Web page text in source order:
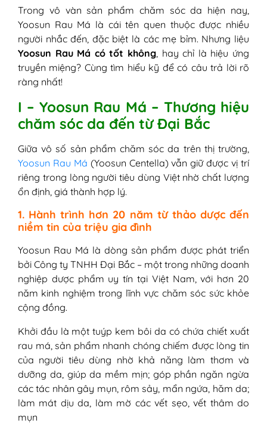
dược đến niềm tin của triệu gia đình
2. Từ một sản phẩm đơn lẻ đến bộ
sản phẩm chăm sóc mát lành làn da
cho bé và cả gia đình
3. Bộ Yoosun Rau Má - Sản xuất tại
không? Phân tích thành phần và công
dụng
không?
2. Gel tắm gội thảo dược Yoosun Rau
Má giúp làm mát, dịu da
3. Dầu massage cho bé Yoosun Rau
Má: Làm mềm - Giúp chăm sóc, thư
giãn làn da bé
4. Sữa dưỡng ẩm cho bé Yoosun Rau
Má - Dưỡng ẩm, giúp giảm ngứa do
khô da
III - Bộ Yoosun Rau má có tốt không?
Đánh giá từ người dùng
phẩm Yoosun rau từ facebook
3. Những KOC phản hồi về bộ Yoosun
Rau má
Trong vô vàn sản phẩm chăm sóc da hiện nay,
Yoosun Rau Má là cái tên quen thuộc được nhiều
người nhắc đến, đặc biệt là các mẹ bỉm. Nhưng liệu
Yoosun Rau Má có tốt không , hay chỉ là hiệu ứng
truyền miệng? Cùng tìm hiểu kỹ để có câu trả lời rõ
ràng nhất!
I – Yoosun Rau Má – Thương hiệu
chăm sóc da đến từ Đại Bắc
Giữa vô số sản phẩm chăm sóc da trên thị trường,
Yoosun Rau Má (Yoosun Centella) vẫn giữ được vị trí
riêng trong lòng người tiêu dùng Việt nhờ chất lượng
ổn định, giá thành hợp lý.
1. Hành trình hơn 20 năm từ thảo dược đến
niềm tin của triệu gia đình
Yoosun Rau Má là dòng sản phẩm được phát triển
bởi Công ty TNHH Đại Bắc – một trong những doanh
nghiệp dược phẩm uy tín tại Việt Nam, với hơn 20
năm kinh nghiệm trong lĩnh vực chăm sóc sức khỏe
cộng đồng.
Khởi đầu là một tuýp kem bôi da có chứa chiết xuất
rau má, sản phẩm nhanh chóng chiếm được lòng tin
của người tiêu dùng nhờ khả năng làm thơm và
dưỡng da, giúp da mềm mịn; góp phần ngăn ngừa
các tác nhân gây mụn, rôm sảy, mẩn ngứa, hăm da;
làm mát dịu da, làm mờ các vết sẹo, vết thâm do
mụn